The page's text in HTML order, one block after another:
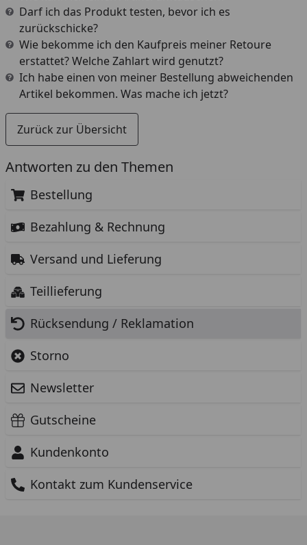
Antworten zu den Themen
Bestellung
Bezahlung & Rechnung
Versand und Lieferung
Teillieferung
Rücksendung / Reklamation
Storno
Newsletter
Gutscheine
Kundenkonto
Kontakt zum Kundenservice
Darf ich das Produkt testen, bevor ich es
zurückschicke?
Wie bekomme ich den Kaufpreis meiner Retoure
erstattet? Welche Zahlart wird genutzt?
Ich habe einen von meiner Bestellung abweichenden
Artikel bekommen. Was mache ich jetzt?
Zurück zur Übersicht